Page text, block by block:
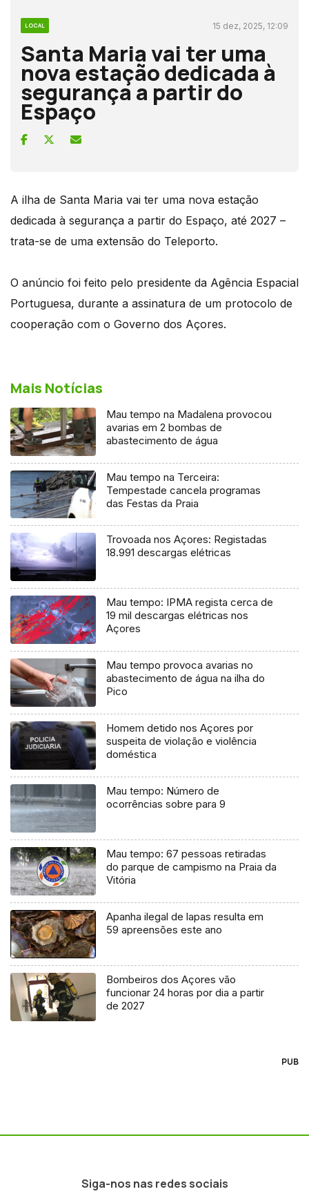
LOCAL 15 dez, 2025, 12:09
Santa Maria vai ter uma
nova estação dedicada à
segurança a partir do
Espaço
A ilha de Santa Maria vai ter uma nova estação
dedicada à segurança a partir do Espaço, até 2027 –
trata-se de uma extensão do Teleporto.
O anúncio foi feito pelo presidente da Agência Espacial
Portuguesa, durante a assinatura de um protocolo de
cooperação com o Governo dos Açores.
Mais Notícias
Mau tempo na Madalena provocou
avarias em 2 bombas de
abastecimento de água
Mau tempo na Terceira:
Tempestade cancela programas
das Festas da Praia
Trovoada nos Açores: Registadas
18.991 descargas elétricas
Mau tempo: IPMA regista cerca de
19 mil descargas elétricas nos
Açores
Mau tempo provoca avarias no
abastecimento de água na ilha do
Pico
Homem detido nos Açores por
suspeita de violação e violência
doméstica
Mau tempo: Número de
ocorrências sobre para 9
Mau tempo: 67 pessoas retiradas
do parque de campismo na Praia da
Vitória
Apanha ilegal de lapas resulta em
59 apreensões este ano
Bombeiros dos Açores vão
funcionar 24 horas por dia a partir
de 2027
PUB
Siga-nos nas redes sociais